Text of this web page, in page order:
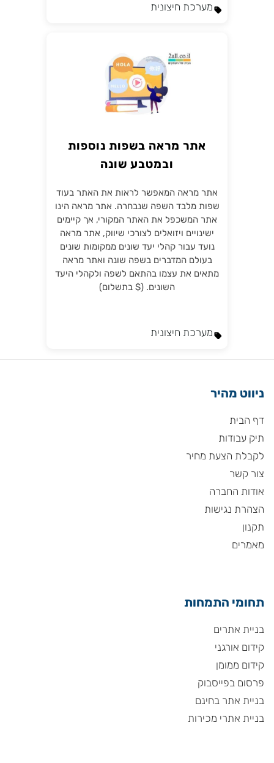
מערכת חיצונית
אתר מראה בשפות נוספות
ובמטבע שונה
אתר מראה המאפשר לראות את האתר בעוד
שפות מלבד השפה שנבחרה. אתר מראה הינו
אתר המשכפל את האתר המקורי, אך קיימים
ישינויים ויזואלים לצורכי שיווק, אתר מראה
נועד עבור קהלי יעד שונים ממקומות שונים
בעולם המדברים בשפה שונה ואתר מראה
מתאים את עצמו בהתאם לשפה ולקהלי היעד
השונים. ($ בתשלום)
מערכת חיצונית
ניווט מהיר
דף הבית
תיק עבודות
לקבלת הצעת מחיר
צור קשר
אודות החברה
הצהרת נגישות
תקנון
מאמרים
תחומי התמחות
בניית אתרים
קידום אורגני
קידום ממומן
פרסום בפייסבוק
בניית אתר בחינם
בניית אתרי מכירות